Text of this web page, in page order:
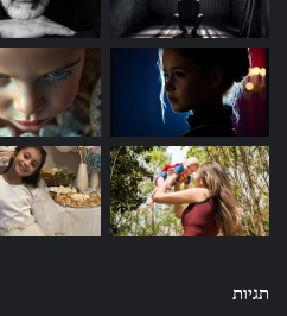
תגיות